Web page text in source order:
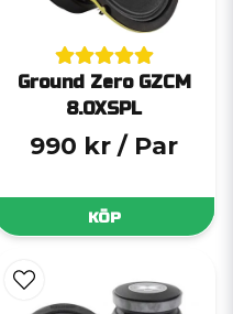
Ground Zero GZCM
8.0XSPL
990 kr / Par
KÖP